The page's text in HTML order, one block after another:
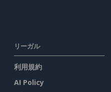
リーガル
利用規約
AI Policy